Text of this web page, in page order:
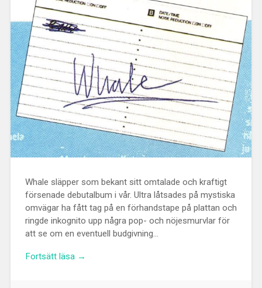
Whale släpper som bekant sitt omtalade och kraftigt
försenade debutalbum i vår. Ultra låtsades på mystiska
omvägar ha fått tag på en förhandstape på plattan och
ringde inkognito upp några pop- och nöjesmurvlar för
att se om en eventuell budgivning…
Fortsätt läsa →